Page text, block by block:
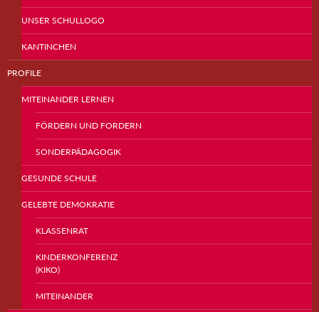
UNSER SCHULLOGO
KANTINCHEN
PROFILE
MITEINANDER LERNEN
FÖRDERN UND FORDERN
SONDERPÄDAGOGIK
GESUNDE SCHULE
GELEBTE DEMOKRATIE
KLASSENRAT
KINDERKONFERENZ
(KIKO)
MITEINANDER